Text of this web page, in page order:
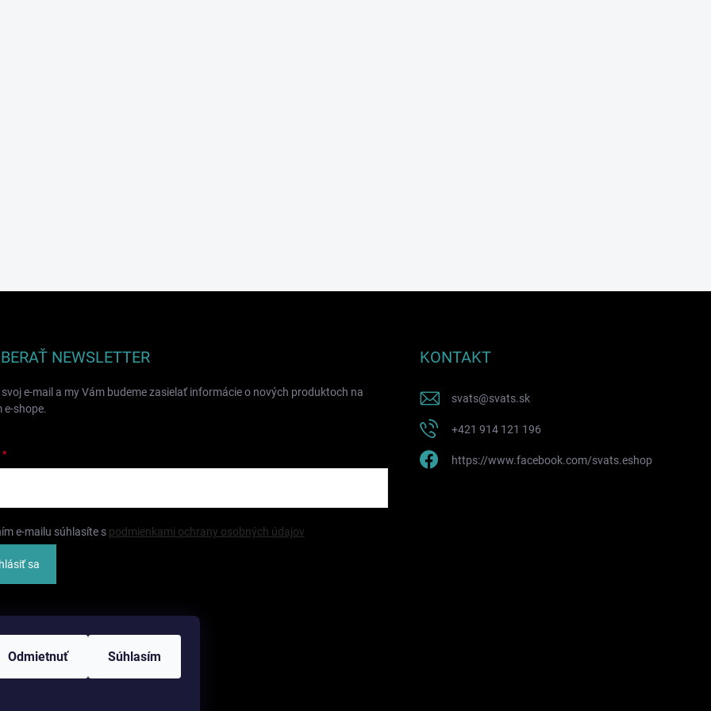
Odmietnuť Súhlasím
NEWSLETTER
e-mail a my Vám budeme zasielať informácie o nových produktoch na
e-shope.
e-mailu súhlasíte s podmienkami ochrany osobných údajov
sa
KONTAKT
svats@svats.sk
+421 914 121 196
https://www.facebook.com/svats.eshop